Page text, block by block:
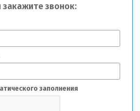
закажите звонок:
заполнения